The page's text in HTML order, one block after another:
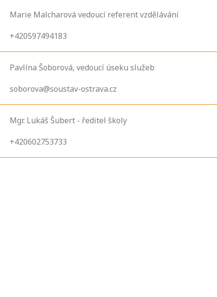
Marie Malcharová vedoucí referent vzdělávání
+420597494183
Pavlína Šoborová, vedoucí úseku služeb
soborova@soustav-ostrava.cz
Mgr. Lukáš Šubert - ředitel školy
+420602753733